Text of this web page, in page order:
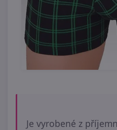
Je vyrobené z